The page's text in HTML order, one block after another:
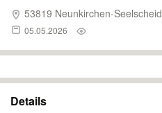
53819 Neunkirchen-Seelscheid
05.05.2026
Details